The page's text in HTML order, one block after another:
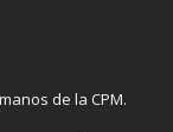
de la CPM.